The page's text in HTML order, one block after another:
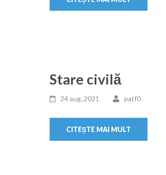
Stare civilă
24 aug.,2021 patf0
CITEȘTE MAI MULT